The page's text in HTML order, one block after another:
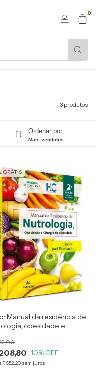
0
3 produtos
Ordenar por:
Mais vendidos
GRÁTIS
Manual da residência de
obesidade e
10% OFF
R$52,20 sem juros